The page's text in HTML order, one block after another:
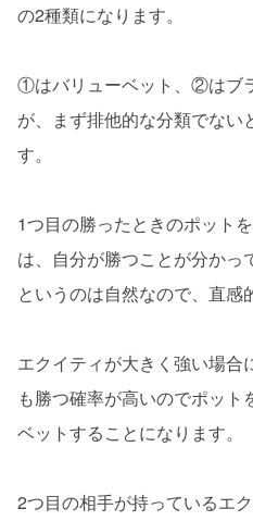
の2種類になります。
①はバリューベット、②はブ
が、まず排他的な分類でない
す。
1つ目の勝ったときのポット
は、自分が勝つことが分かっ
というのは自然なので、直感
エクイティが大きく強い場合
も勝つ確率が高いのでポッ
ベットすることになります。
2つ目の相手が持っているエ